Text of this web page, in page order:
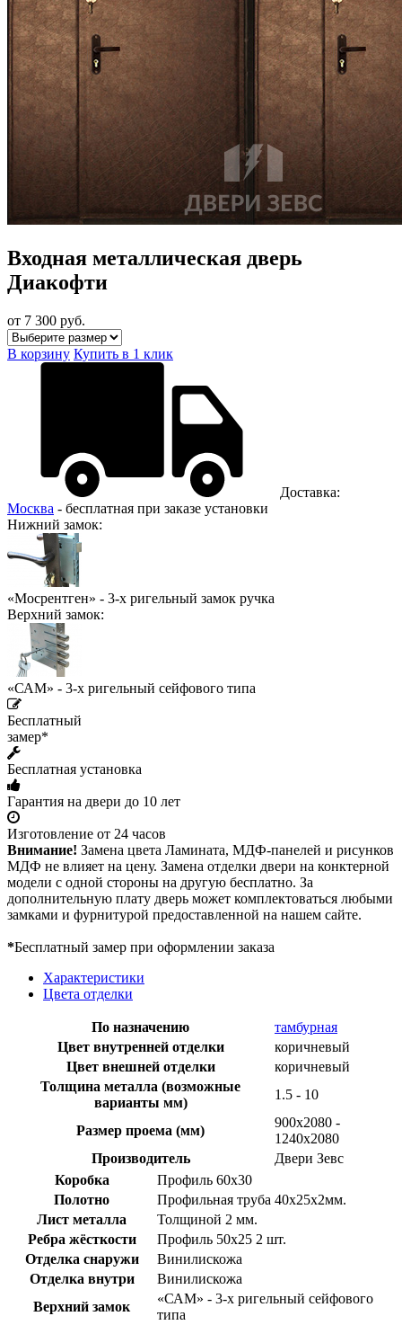
Входная металлическая дверь
Диакофти
от 7 300 руб.
В корзину Купить в 1 клик
Доставка:
Москва - бесплатная при заказе установки
Нижний замок:
«Мосрентген» - 3-х ригельный замок ручка
Верхний замок:
«САМ» - 3-х ригельный сейфового типа
Бесплатный
замер*
Бесплатная установка
Гарантия на двери до 10 лет
Изготовление от 24 часов
Внимание! Замена цвета Ламината, МДФ-панелей и рисунков
МДФ не влияет на цену. Замена отделки двери на конктерной
модели с одной стороны на другую бесплатно. За
дополнительную плату дверь может комплектоваться любыми
замками и фурнитурой предоставленной на нашем сайте.
*Бесплатный замер при оформлении заказа
Характеристики
Цвета отделки
По назначению
тамбурная
Цвет внутренней отделки
коричневый
Цвет внешней отделки
коричневый
Толщина металла (возможные
варианты мм)
1.5 - 10
Размер проема (мм)
900х2080 -
1240х2080
Производитель
Двери Зевс
Коробка
Профиль 60х30
Полотно
Профильная труба 40х25х2мм.
Лист металла
Толщиной 2 мм.
Ребра жёсткости
Профиль 50х25 2 шт.
Отделка снаружи
Винилискожа
Отделка внутри
Винилискожа
Верхний замок
«САМ» - 3-х ригельный сейфового
типа